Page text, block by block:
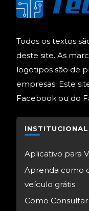
Todos os textos
deste site. As
logotipos são de
empresas. Este
Facebook ou do
INSTITUCIONAL
Aplicativo para
Aprenda como
veículo grátis
Como